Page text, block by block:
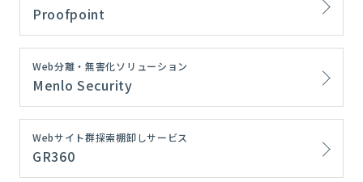
Proofpoint
Web分離・無害化ソリューション
Menlo Security
Webサイト群探索棚卸しサービス
GR360